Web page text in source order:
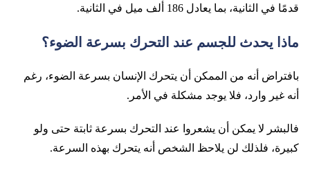
قدمًا في الثانية، بما يعادل 186 ألف ميل في الثانية.
ماذا يحدث للجسم عند التحرك بسرعة الضوء؟
بافتراض أنه من الممكن أن يتحرك الإنسان بسرعة الضوء، رغم
أنه غير وارد، فلا يوجد مشكلة في الأمر.
فالبشر لا يمكن أن يشعروا عند التحرك بسرعة ثابتة حتى ولو
كبيرة، فلذلك لن يلاحظ الشخص أنه يتحرك بهذه السرعة.